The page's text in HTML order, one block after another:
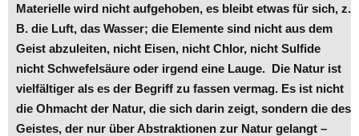
Materielle wird nicht aufgehoben, es bleibt etwas für sich, z.
B. die Luft, das Wasser; die Elemente sind nicht aus dem
Geist abzuleiten, nicht Eisen, nicht Chlor, nicht Sulfide
nicht Schwefelsäure oder irgend eine Lauge. Die Natur ist
vielfältiger als es der Begriff zu fassen vermag. Es ist nicht
die Ohmacht der Natur, die sich darin zeigt, sondern die des
Geistes, der nur über Abstraktionen zur Natur gelangt –